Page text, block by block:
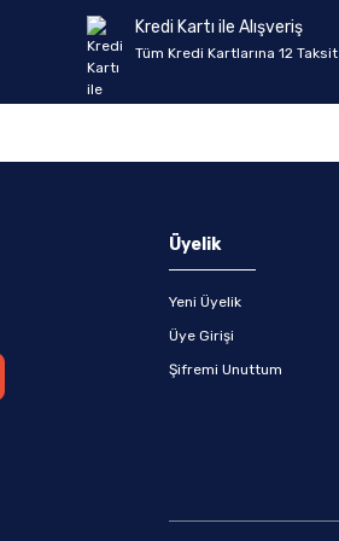
Kredi Kartı ile Alışveriş
Tüm Kredi Kartlarına 12 Taksit
Üyelik
Yeni Üyelik
Üye Girişi
Şifremi Unuttum